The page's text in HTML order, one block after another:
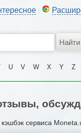
U V W X Y Z
сервиса